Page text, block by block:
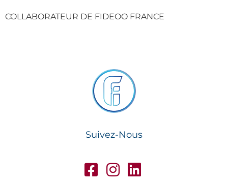
COLLABORATEUR DE FIDEOO FRANCE
Suivez-Nous